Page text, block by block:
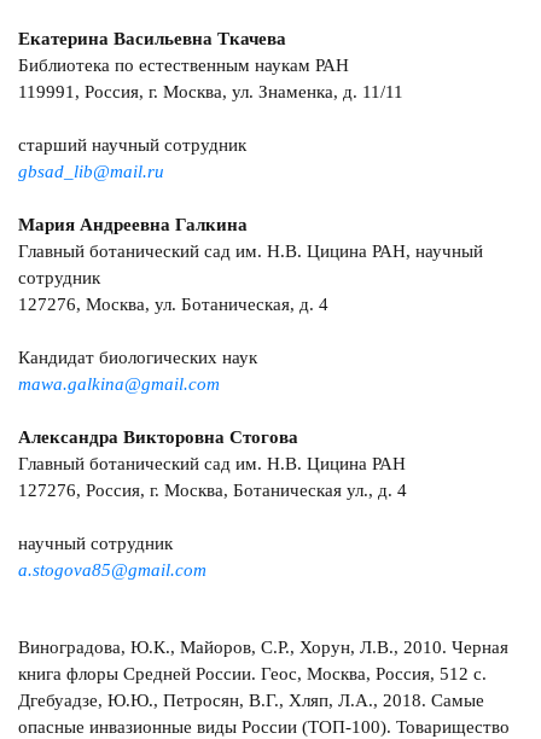
Екатерина Васильевна Ткачева
Библиотека по естественным наукам РАН
119991, Россия, г. Москва, ул. Знаменка, д. 11/11
старший научный сотрудник
gbsad_lib@mail.ru
Мария Андреевна Галкина
Главный ботанический сад им. Н.В. Цицина РАН, научный
сотрудник
127276, Москва, ул. Ботаническая, д. 4
Кандидат биологических наук
mawa.galkina@gmail.com
Александра Викторовна Стогова
Главный ботанический сад им. Н.В. Цицина РАН
127276, Россия, г. Москва, Ботаническая ул., д. 4
научный сотрудник
a.stogova85@gmail.com
Виноградова, Ю.К., Майоров, С.Р., Хорун, Л.В., 2010. Черная
книга флоры Средней России. Геос, Москва, Россия, 512 с.
Дгебуадзе, Ю.Ю., Петросян, В.Г., Хляп, Л.А., 2018. Самые
опасные инвазионные виды России (ТОП-100). Товарищество